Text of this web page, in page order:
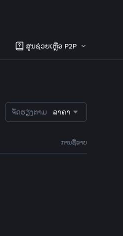
ສູນຊ່ວຍເຫຼືອ P2P
ຈັດຮຽງຕາມ ລາຄາ
ການຊື້ຂາຍ